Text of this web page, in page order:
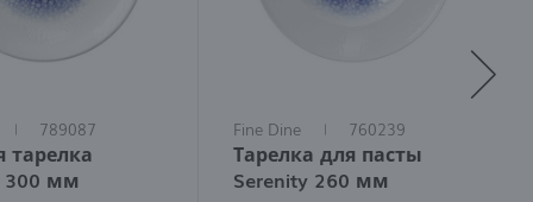
789087
тарелка
300 мм
Fine Dine 760239
Тарелка для пасты
Serenity 260 мм